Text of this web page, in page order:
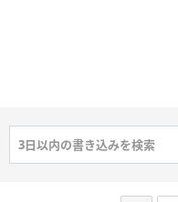
キラゴルド(魔王級)募集板